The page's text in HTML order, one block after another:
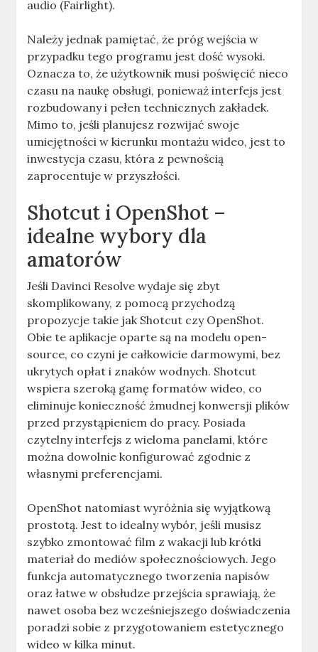
audio (Fairlight).
Należy jednak pamiętać, że próg wejścia w
przypadku tego programu jest dość wysoki.
Oznacza to, że użytkownik musi poświęcić nieco
czasu na naukę obsługi, ponieważ interfejs jest
rozbudowany i pełen technicznych zakładek.
Mimo to, jeśli planujesz rozwijać swoje
umiejętności w kierunku montażu wideo, jest to
inwestycja czasu, która z pewnością
zaprocentuje w przyszłości.
Shotcut i OpenShot –
idealne wybory dla
amatorów
Jeśli Davinci Resolve wydaje się zbyt
skomplikowany, z pomocą przychodzą
propozycje takie jak Shotcut czy OpenShot.
Obie te aplikacje oparte są na modelu open-
source, co czyni je całkowicie darmowymi, bez
ukrytych opłat i znaków wodnych. Shotcut
wspiera szeroką gamę formatów wideo, co
eliminuje konieczność żmudnej konwersji plików
przed przystąpieniem do pracy. Posiada
czytelny interfejs z wieloma panelami, które
można dowolnie konfigurować zgodnie z
własnymi preferencjami.
OpenShot natomiast wyróżnia się wyjątkową
prostotą. Jest to idealny wybór, jeśli musisz
szybko zmontować film z wakacji lub krótki
materiał do mediów społecznościowych. Jego
funkcja automatycznego tworzenia napisów
oraz łatwe w obsłudze przejścia sprawiają, że
nawet osoba bez wcześniejszego doświadczenia
poradzi sobie z przygotowaniem estetycznego
wideo w kilka minut.